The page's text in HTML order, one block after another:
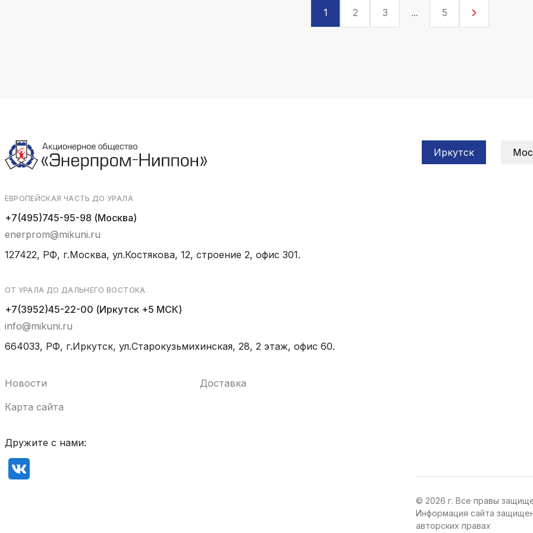
1 2 3 ... 5
ЕВРОПЕЙСКАЯ ЧАСТЬ ДО УРАЛА
+7(495)745-95-98 (Москва)
enerprom@mikuni.ru
127422, РФ, г.Москва, ул.Костякова, 12, строение 2, офис 301.
ОТ УРАЛА ДО ДАЛЬНЕГО ВОСТОКА
+7(3952)45-22-00 (Иркутск +5 МСК)
info@mikuni.ru
664033, РФ, г.Иркутск, ул.Старокузьмихинская, 28, 2 этаж, офис 60.
Новости
Доставка
Карта сайта
Дружите с нами:
Иркутск
© 2026 г. Все правы
Информация сайта
авторских правах